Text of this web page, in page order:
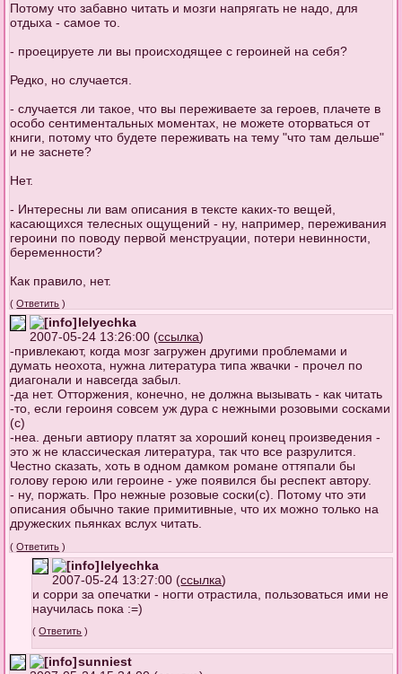
Потому что забавно читать и мозги напрягать не надо, для
отдыха - самое то.
- проецируете ли вы происходящее с героиней на себя?
Редко, но случается.
- случается ли такое, что вы переживаете за героев, плачете в
особо сентиментальных моментах, не можете оторваться от
книги, потому что будете переживать на тему "что там дельше"
и не заснете?
Нет.
- Интересны ли вам описания в тексте каких-то вещей,
касающихся телесных ощущений - ну, например, переживания
героини по поводу первой менструации, потери невинности,
беременности?
Как правило, нет.
(Ответить )
lelyechka
2007-05-24 13:26:00 (ссылка)
-привлекают, когда мозг загружен другими проблемами и
думать неохота, нужна литература типа жвачки - прочел по
диагонали и навсегда забыл.
-да нет. Отторжения, конечно, не должна вызывать - как читать
-то, если героиня совсем уж дура с нежными розовыми сосками
(с)
-неа. деньги автиору платят за хороший конец произведения -
это ж не классическая литература, так что все разрулится.
Честно сказать, хоть в одном дамком романе оттяпали бы
голову герою или героине - уже появился бы респект автору.
- ну, поржать. Про нежные розовые соски(с). Потому что эти
описания обычно такие примитивные, что их можно только на
дружеских пьянках вслух читать.
(Ответить )
lelyechka
2007-05-24 13:27:00 (ссылка)
и сорри за опечатки - ногти отрастила, пользоваться ими не
научилась пока :=)
(Ответить )
sunniest